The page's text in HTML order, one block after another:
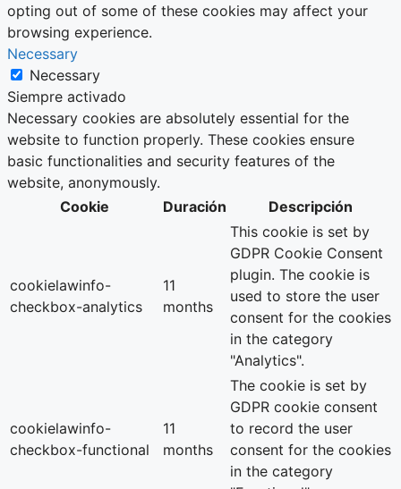
opting out of some of these cookies may affect your
browsing experience.
Necessary
Necessary
Siempre activado
Necessary cookies are absolutely essential for the
website to function properly. These cookies ensure
basic functionalities and security features of the
website, anonymously.
Cookie
Duración Descripción
cookielawinfo-
checkbox-analytics
11
months
This cookie is set by
GDPR Cookie Consent
plugin. The cookie is
used to store the user
consent for the cookies
in the category
"Analytics".
cookielawinfo-
checkbox-functional
11
months
The cookie is set by
GDPR cookie consent
to record the user
consent for the cookies
in the category